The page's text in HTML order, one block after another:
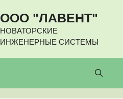
ООО "ЛАВЕНТ"
НОВАТОРСКИЕ
ИНЖЕНЕРНЫЕ СИСТЕМЫ